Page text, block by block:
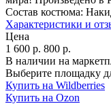
Состав костюма:
Характеристики и
Цена
1 600 р. 800 р.
В наличии на
Выберите площадку
Купить на Wildberries
Купить на Ozon